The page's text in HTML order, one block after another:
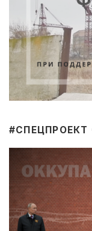
#CПЕЦПРОЕКТ